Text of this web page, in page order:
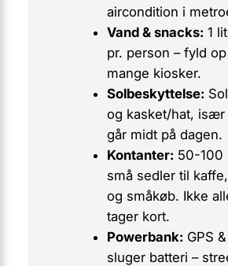
aircondition i
Vand & snacks: 1
pr. person – fyld
mange kiosker.
Solbeskyttelse:
og kasket/hat, især
går midt på dagen.
Kontanter: 50-100
små sedler til
og småkøb. Ikke
tager kort.
Powerbank: GPS
sluger batteri –